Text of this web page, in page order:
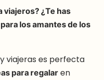
viajeros? ¿Te has
los amantes de los
viajeras es perfecta
para regalaren